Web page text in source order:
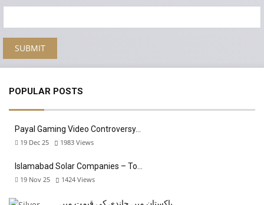
POPULAR POSTS
Payal Gaming Video Controversy…
19 Dec 25 1983 Views
Islamabad Solar Companies – To…
19 Nov 25 1424 Views